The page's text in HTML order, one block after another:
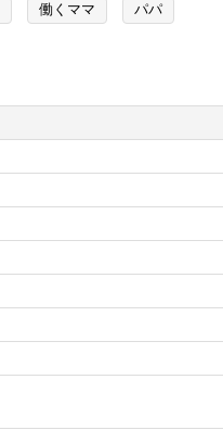
働くママ パパ